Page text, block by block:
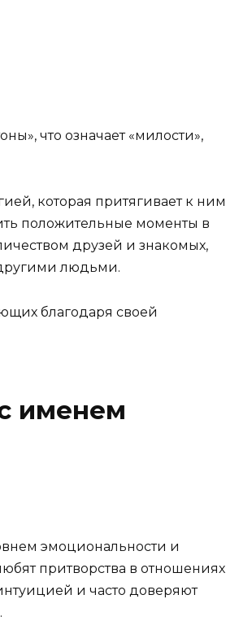
что означает «милости»,
которая притягивает к ним
положительные моменты в
друзей и знакомых,
людьми.
благодаря своей
именем
эмоциональности и
притворства в отношениях
и часто доверяют